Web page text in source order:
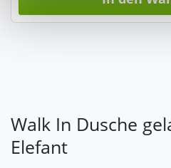
unter "Cookies" Ihre
Walk In Dusche
Elefant